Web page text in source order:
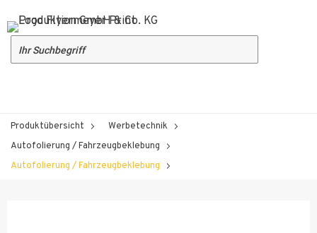
Produktübersicht
Werbetechnik
Autofolierung / Fahrzeugbeklebung
Autofolierung / Fahrzeugbeklebung